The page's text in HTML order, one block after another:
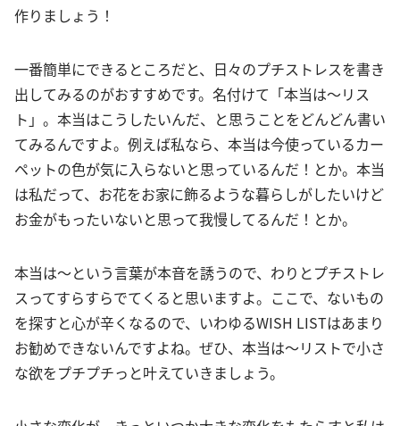
作りましょう！
一番簡単にできるところだと、日々のプチストレスを書き
出してみるのがおすすめです。名付けて「本当は〜リス
ト」。本当はこうしたいんだ、と思うことをどんどん書い
てみるんですよ。例えば私なら、本当は今使っているカー
ペットの色が気に入らないと思っているんだ！とか。本当
は私だって、お花をお家に飾るような暮らしがしたいけど
お金がもったいないと思って我慢してるんだ！とか。
本当は〜という言葉が本音を誘うので、わりとプチストレ
スってすらすらでてくると思いますよ。ここで、ないもの
を探すと心が辛くなるので、いわゆるWISH LISTはあまり
お勧めできないんですよね。ぜひ、本当は〜リストで小さ
な欲をプチプチっと叶えていきましょう。